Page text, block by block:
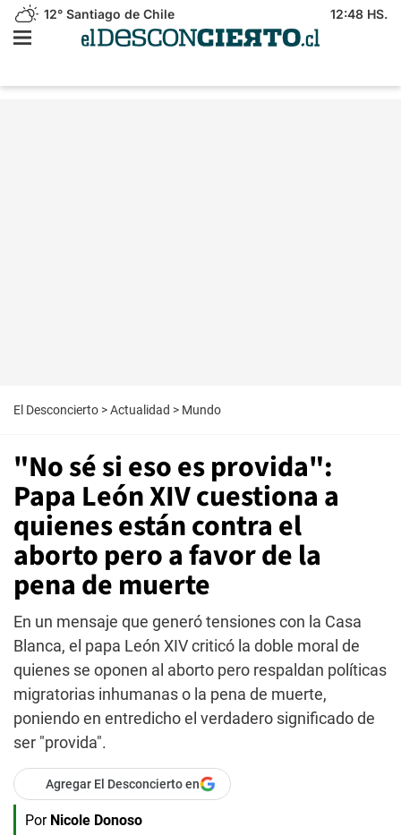
12° Santiago de Chile 12:48 HS.
El Desconcierto >Actualidad > Mundo
"No sé si eso es provida":
Papa León XIV cuestiona a
quienes están contra el
aborto pero a favor de la
pena de muerte
En un mensaje que generó tensiones con la Casa
Blanca, el papa León XIV criticó la doble moral de
quienes se oponen al aborto pero respaldan políticas
migratorias inhumanas o la pena de muerte,
poniendo en entredicho el verdadero significado de
ser "provida".
Agregar El Desconcierto en
Por Nicole Donoso